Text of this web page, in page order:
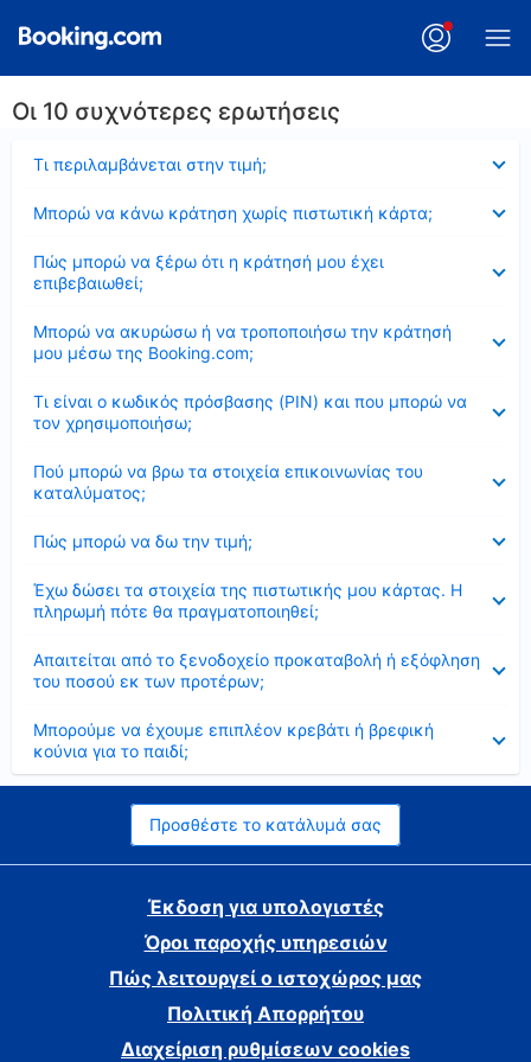
Οι 10 συχνότερες ερωτήσεις
Τι περιλαμβάνεται στην τιμή;
Μπορώ να κάνω κράτηση χωρίς πιστωτική κάρτα;
Πώς μπορώ να ξέρω ότι η κράτησή μου έχει
επιβεβαιωθεί;
Μπορώ να ακυρώσω ή να τροποποιήσω την κράτησή
μου μέσω της Booking.com;
Τι είναι ο κωδικός πρόσβασης (PIN) και που μπορώ να
τον χρησιμοποιήσω;
Πού μπορώ να βρω τα στοιχεία επικοινωνίας του
καταλύματος;
Πώς μπορώ να δω την τιμή;
Έχω δώσει τα στοιχεία της πιστωτικής μου κάρτας. Η
πληρωμή πότε θα πραγματοποιηθεί;
Απαιτείται από το ξενοδοχείο προκαταβολή ή εξόφληση
του ποσού εκ των προτέρων;
Μπορούμε να έχουμε επιπλέον κρεβάτι ή βρεφική
κούνια για το παιδί;
Προσθέστε το κατάλυμά σας
Έκδοση για υπολογιστές
Όροι παροχής υπηρεσιών
Πώς λειτουργεί ο ιστοχώρος μας
Πολιτική Απορρήτου
Διαχείριση ρυθμίσεων cookies